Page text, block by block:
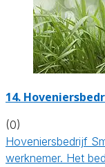
14.
(0)
Hoveniersbedrijf
werknemer. Het